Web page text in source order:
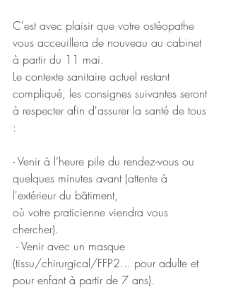
C'est avec plaisir que votre ostéopathe
vous acceuillera de nouveau au cabinet
à partir du 11 mai.
Le contexte sanitaire actuel restant
compliqué, les consignes suivantes seront
à respecter afin d'assurer la santé de tous
:
- Venir à l’heure pile du rendez-vous ou
quelques minutes avant (attente à
l'extérieur du bâtiment,
où votre praticienne viendra vous
chercher).
(tissu/chirurgical/FFP2... pour adulte et
pour enfant à partir de 7 ans).